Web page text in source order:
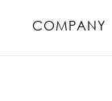
COMPANY